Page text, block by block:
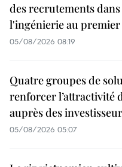
des recrutements
l'ingénierie au premier
05/08/2026 08:19
Quatre groupes de
renforcer l’attractivité
auprès des
05/08/2026 05:07